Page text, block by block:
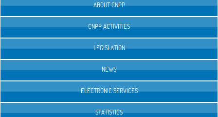
ABOUT CNPP
CNPP ACTIVITIES
LEGISLATION
NEWS
ELECTRONIC SERVICES
STATISTICS